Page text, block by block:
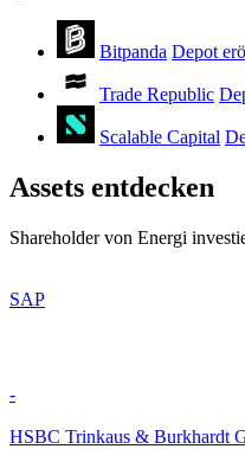
Bitpanda Depot
Trade Republic
Scalable Capital
Assets entdecken
Shareholder von Energi
SAP
-
HSBC Trinkaus & Burkhardt